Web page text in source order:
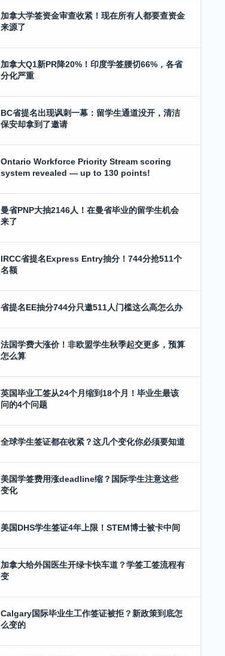
加拿大学签资金审查收紧！现在所有人都要查资金
来源了
加拿大Q1新PR降20%！印度学签腰切66%，各省
分化严重
BC省提名出现讽刺一幕：留学生通道没开，清洁
保安却拿到了邀请
Ontario Workforce Priority Stream scoring
system revealed — up to 130 points!
曼省PNP大抽2146人！在曼省毕业的留学生机会
来了
IRCC省提名Express Entry抽分！744分抢511个
名额
省提名EE抽分744分只邀511人门槛这么高怎么办
法国学费大涨价！非欧盟学生秋季起交更多，预算
怎么算
英国毕业工签从24个月缩到18个月！毕业生最该
问的4个问题
全球学生签证都在收紧？这几个变化你必须要知道
美国学签费用涨deadline缩？国际学生注意这些
变化
美国DHS学生签证4年上限！STEM博士被卡中间
加拿大给外国医生开绿卡快车道？学签工签流程有
变
Calgary国际毕业生工作签证被拒？新政策到底怎
么变的